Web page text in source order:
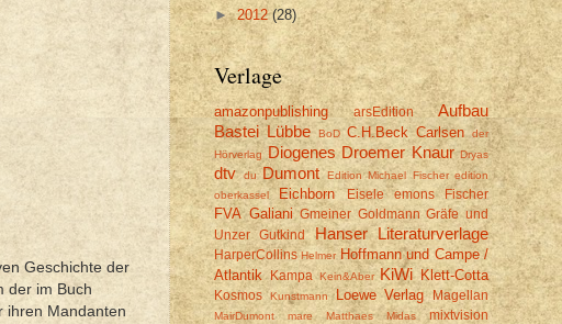
Geschichte der
der im Buch
ihren Mandanten
►2012(28)
Verlage
amazonpublishing arsEdition
Aufbau
Bastei Lübbe
BoD C.H.Beck Carlsen
der
Hörverlag Diogenes Droemer Knaur Dryas
dtv du Dumont Edition Michael Fischer edition
oberkassel
Eichborn Eisele emons Fischer
FVA Galiani Gmeiner Goldmann Gräfe und
Unzer
Gutkind Hanser Literaturverlage
HarperCollins Helmer Hoffmann und Campe /
Atlantik Kampa Kein&Aber KiWi Klett-Cotta
Kosmos Kunstmann Loewe Verlag Magellan
MairDumont mare Matthaes Midas mixtvision